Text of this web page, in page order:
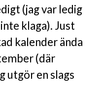
(jag var ledig
klaga). Just
kalender ända
(där
utgör en slags